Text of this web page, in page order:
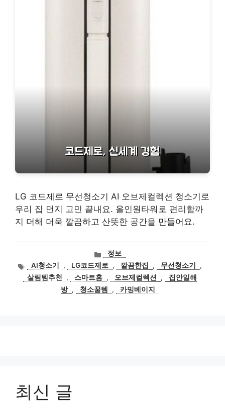
LG 코드제로 무선청소기 AI 오브제컬렉션 청소기로
우리 집 먼지 고민 끝내요. 올인원타워로 편리함까
지 더해 더욱 깔끔하고 산뜻한 공간을 만들어요.
카
테
고
리
정보
태
그
AI청소기 , LG코드제로 , 깔끔한집 , 무선청소기
,
살림템추천
, 스마트홈 , 오브제컬렉션 ,
집안일해
방 , 청소꿀템 , 카밍베이지
최신 글